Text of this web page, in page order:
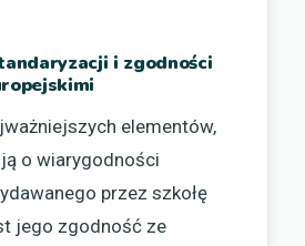
i zgodności
elementów,
o wiarygodności
przez szkołę
jego zgodność ze